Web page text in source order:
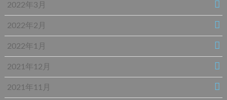
2022年3月
2022年2月
2022年1月
2021年12月
2021年11月